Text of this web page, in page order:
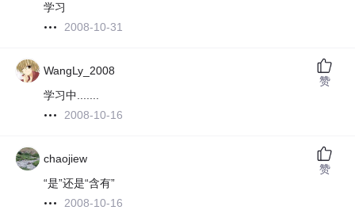
学习
2008-10-31
WangLy_2008
学习中.......
2008-10-16
赞
chaojiew
“是”还是“含有”
2008-10-16
赞